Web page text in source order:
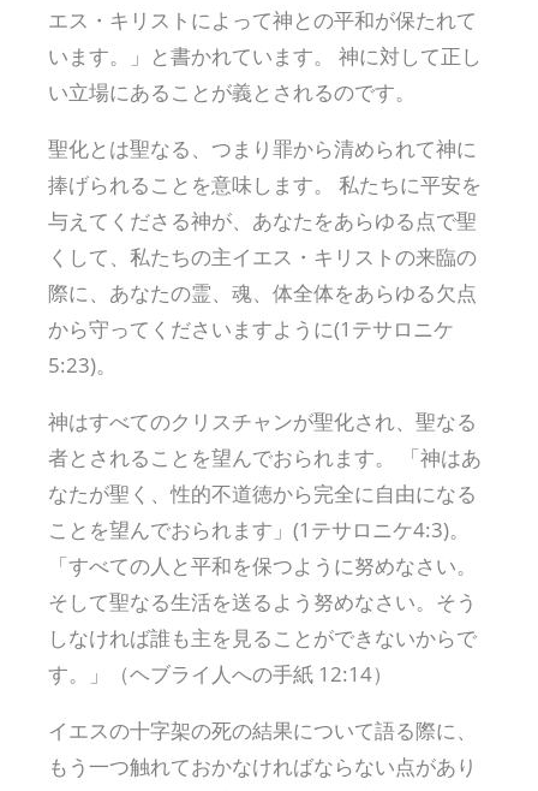
エス・キリストによって神との平和が保たれて
います。」と書かれています。 神に対して正し
い立場にあることが義とされるのです。
聖化とは聖なる、つまり罪から清められて神に
捧げられることを意味します。 私たちに平安を
与えてくださる神が、あなたをあらゆる点で聖
くして、私たちの主イエス・キリストの来臨の
際に、あなたの霊、魂、体全体をあらゆる欠点
から守ってくださいますように(1テサロニケ
5:23)。
神はすべてのクリスチャンが聖化され、聖なる
者とされることを望んでおられます。 「神はあ
なたが聖く、性的不道徳から完全に自由になる
ことを望んでおられます」(1テサロニケ4:3)。
「すべての人と平和を保つように努めなさい。
そして聖なる生活を送るよう努めなさい。そう
しなければ誰も主を見ることができないからで
す。」（ヘブライ人への手紙 12:14）
イエスの十字架の死の結果について語る際に、
もう一つ触れておかなければならない点があり